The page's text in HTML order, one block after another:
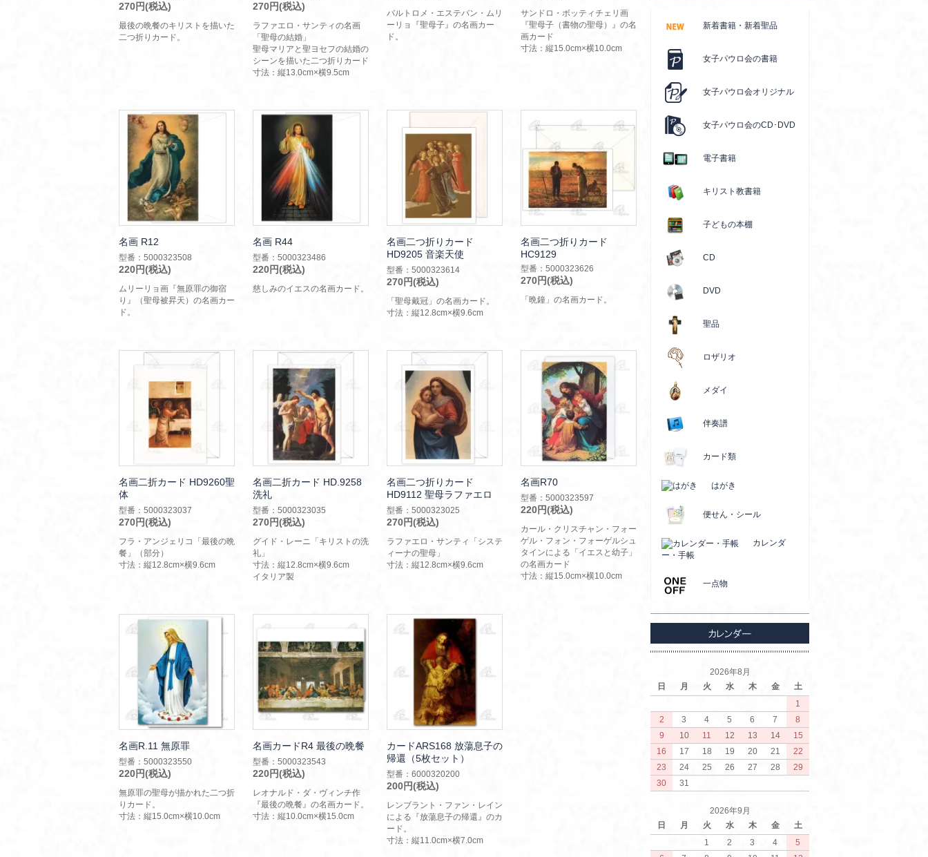
270円(税込)
最後の晩餐のキリストを描いた
二つ折りカード。
270円(税込)
ラファエロ・サンティの名画
「聖母の結婚」
聖母マリアと聖ヨセフの結婚の
シーンを描いた二つ折りカード
寸法：縦13.0cm×横9.5cm
バルトロメ・エステバン・ムリ
ーリョ『聖母子』の名画カー
ド。
サンドロ・ボッティチェリ画
『聖母子（書物の聖母）』の名
画カード
寸法：縦15.0cm×横10.0cm
名画 R12
型番：5000323508
220円(税込)
ムリーリョ画『無原罪の御宿
り』（聖母被昇天）の名画カー
ド。
名画 R44
型番：5000323486
220円(税込)
慈しみのイエスの名画カード。
名画二つ折りカード
HD9205 音楽天使
型番：5000323614
270円(税込)
「聖母戴冠」の名画カード。
寸法：縦12.8cm×横9.6cm
名画二つ折りカード
HC9129
型番：5000323626
270円(税込)
「晩鐘」の名画カード。
名画二折カード HD9260聖
体
型番：5000323037
270円(税込)
フラ・アンジェリコ「最後の晩
餐」（部分）
寸法：縦12.8cm×横9.6cm
名画二折カード HD.9258
洗礼
型番：5000323035
270円(税込)
グイド・レーニ「キリストの洗
礼」
寸法：縦12.8cm×横9.6cm
イタリア製
名画二つ折りカード
HD9112 聖母ラファエロ
型番：5000323025
270円(税込)
ラファエロ・サンティ「システ
ィーナの聖母」
寸法：縦12.8cm×横9.6cm
名画R70
型番：5000323597
220円(税込)
カール・クリスチャン・フォー
ゲル・フォン・フォーゲルシュ
タインによる「イエスと幼子」
の名画カード
寸法：縦15.0cm×横10.0cm
名画R.11 無原罪
型番：5000323550
220円(税込)
無原罪の聖母が描かれた二つ折
りカード。
寸法：縦15.0cm×横10.0cm
名画カードR4 最後の晩餐
型番：5000323543
220円(税込)
レオナルド・ダ・ヴィンチ作
『最後の晩餐』の名画カード。
寸法：縦10.0cm×横15.0cm
カードARS168 放蕩息子の
帰還（5枚セット）
型番：6000320200
200円(税込)
レンブラント・ファン・レイン
による『放蕩息子の帰還』のカ
ード。
寸法：縦11.0cm×横7.0cm
新着書籍・新着聖品
女子パウロ会の書籍
女子パウロ会オリジナル
女子パウロ会のCD･DVD
電子書籍
キリスト教書籍
子どもの本棚
CD
DVD
聖品
ロザリオ
メダイ
伴奏譜
カード類
はがき
便せん・シール
カレンダ
ー・手帳
一点物
2026年8月
日
月 火 水 木 金
土
1
2
3 4 5 6 7
8
9
10 11 12 13 14
15
16
17 18 19 20 21
22
23
24 25 26 27 28
29
30
31
2026年9月
日
月 火 水 木 金
土
1
2 3 4
5